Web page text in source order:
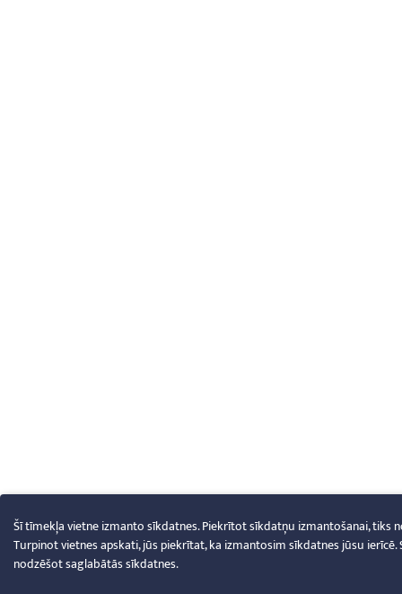
Šī tīmekļa vietne izmanto sīkdatnes. Piekrītot sīkdatņu izmantošanai,
Turpinot vietnes apskati, jūs piekrītat, ka izmantosim sīkdatnes jūsu
nodzēšot saglabātās sīkdatnes.